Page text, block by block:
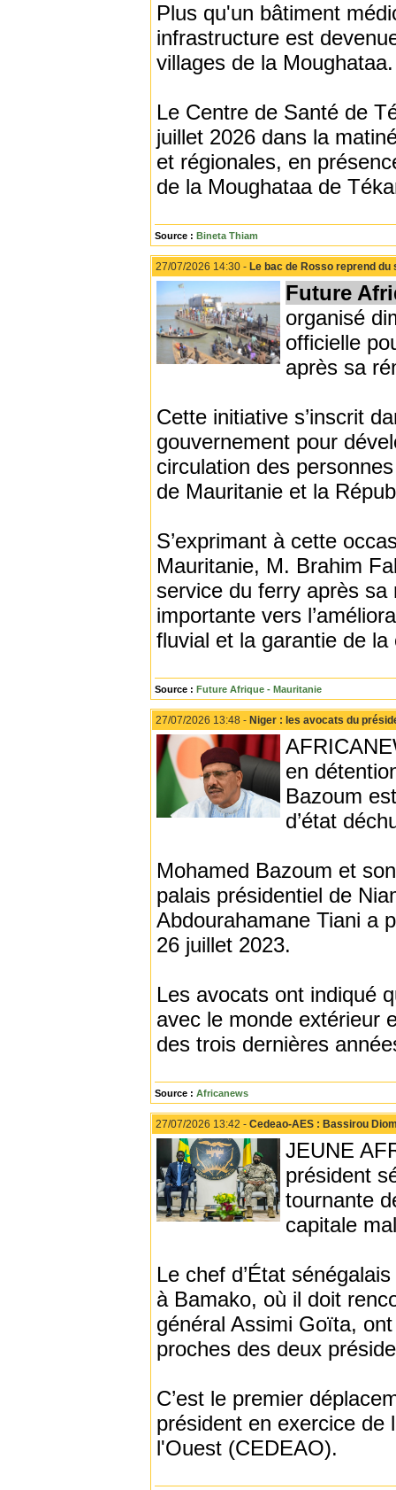
Plus qu'un bâtiment
infrastructure est
villages de la Moughataa.
Le Centre de Santé de
juillet 2026 dans la
et régionales, en
de la Moughataa de
Source : Bineta Thiam
27/07/2026 14:30 - Le bac de Rosso reprend
Future
organisé
officielle
après sa
Cette initiative s’inscrit
gouvernement pour
circulation des
de Mauritanie et la
S’exprimant à cette
Mauritanie, M. Brahim
service du ferry après
importante vers
fluvial et la garantie de
Source : Future Afrique - Mauritanie
27/07/2026 13:48 - Niger : les avocats du
en
Bazoum
d’état
Mohamed Bazoum et
palais présidentiel de
Abdourahamane Tiani a
26 juillet 2023.
Les avocats ont indiqué
avec le monde extérieur
des trois dernières
Source : Africanews
27/07/2026 13:42 - Cedeao-AES : Bassirou
JEUNE
président
tournante
capitale
Le chef d’État
à Bamako, où il doit
général Assimi Goïta,
proches des deux
C’est le premier
président en exercice de
l'Ouest (CEDEAO).